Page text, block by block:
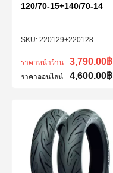
220129+220128
120/70-15+140/70-14
ราคาหน้าร้าน 3,790.00฿
ราคาออนไลน์ 4,600.00฿